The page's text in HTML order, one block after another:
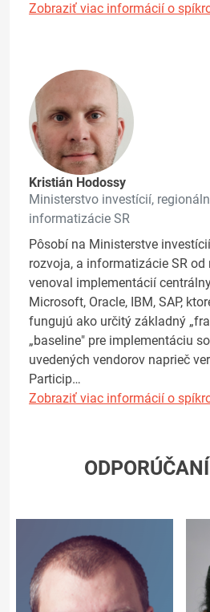
Zobraziť viac informácií o
Kristián Hodossy
Ministerstvo investícií,
informatizácie SR
Pôsobí na Ministerstve
rozvoja, a informatizácie SR od
venoval implementácií
Microsoft, Oracle, IBM, SAP,
fungujú ako určitý základný
„baseline" pre implementáciu
uvedených vendorov naprieč
Particip…
Zobraziť viac informácií o